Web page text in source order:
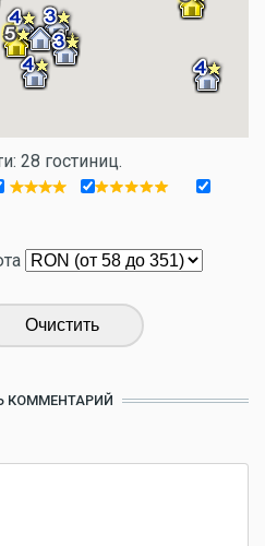
28 гостиниц.
Очистить
КОММЕНТАРИЙ